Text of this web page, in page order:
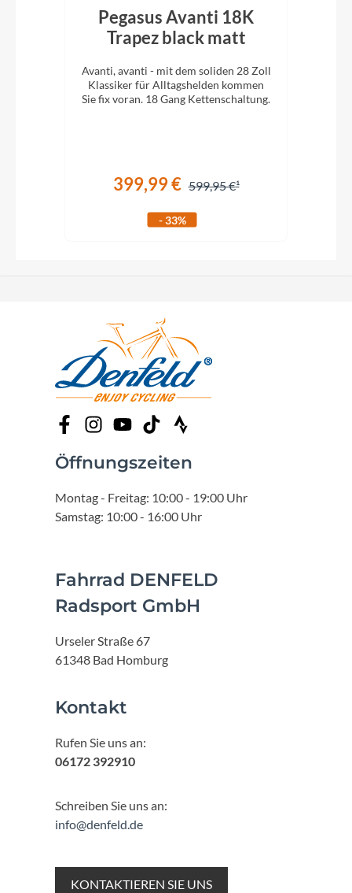
Pegasus Avanti 18K
Trapez black matt
Avanti, avanti - mit dem soliden 28 Zoll
Klassiker für Alltagshelden kommen
Sie fix voran. 18 Gang Kettenschaltung.
399,99 € 599,95 €
- 33%
Öffnungszeiten
Montag - Freitag: 10:00 - 19:00 Uhr
Samstag: 10:00 - 16:00 Uhr
Fahrrad DENFELD
Radsport GmbH
Urseler Straße 67
61348 Bad Homburg
Kontakt
Rufen Sie uns an:
06172 392910
Schreiben Sie uns an:
info@denfeld.de
KONTAKTIEREN SIE UNS